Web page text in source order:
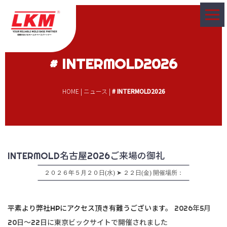
# INTERMOLD2026
HOME | ニュース | # INTERMOLD2026
INTERMOLD名古屋2026ご来場の御礼
２０２６年５月２０日(水) ➤ ２２日(金) 開催場所：
平素より弊社HPにアクセス頂き有難うございます。
2026年5月
20日～22日に東京ビックサイトで開催されました